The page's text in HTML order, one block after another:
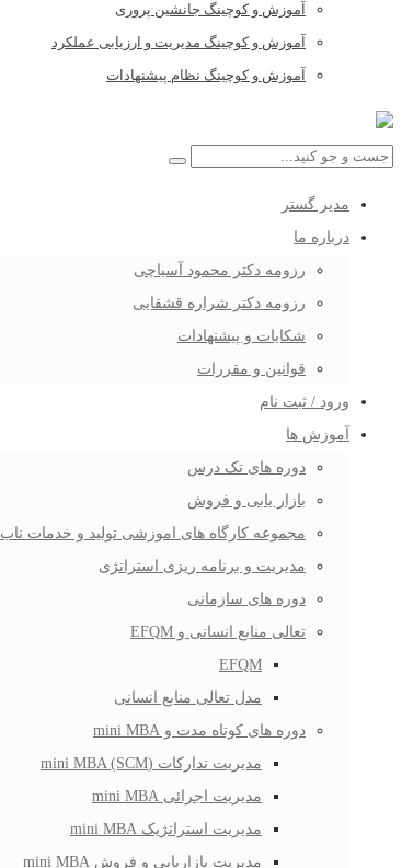
آموزش و کوچینگ جانشین پروری
آموزش و کوچینگ مدیریت و ارزیابی عملکرد
آموزش و کوچینگ نظام پیشنهادات
مدیر گستر
درباره ما
رزومه دکتر محمود آسیاچی
رزومه دکتر شراره قشقایی
شکایات و پیشنهادات
قوانین و مقررات
ورود / ثبت نام
آموزش ها
دوره های تک درس
بازار یابی و فروش
مجموعه کارگاه های اموزشی تولید و خدمات ناب
مدیریت و برنامه ریزی استراتژی
دوره های سازمانی
تعالی منابع انسانی و EFQM
EFQM
مدل تعالی منابع انسانی
دوره های کوتاه مدت و mini MBA
مدیریت تدارکات (mini MBA (SCM
مدیریت اجرائی mini MBA
مدیریت استراتژیک mini MBA
مدیریت بازاریابی و فروش mini MBA